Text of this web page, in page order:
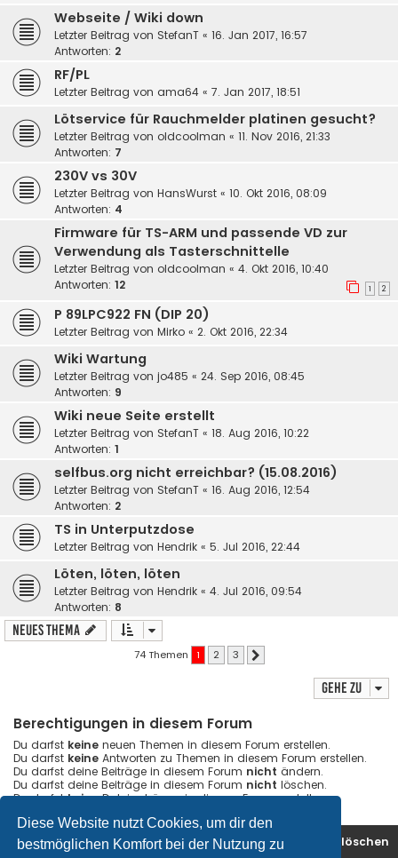
Diese Website nutzt Cookies, um dir den
bestmöglichen Komfort bei der Nutzung zu
Webseite / Wiki down
Letzter Beitrag von StefanT « 16. Jan 2017, 16:57
Antworten: 2
RF/PL
Letzter Beitrag von ama64 « 7. Jan 2017, 18:51
Lötservice für Rauchmelder platinen gesucht?
Letzter Beitrag von oldcoolman « 11. Nov 2016, 21:33
Antworten: 7
230V vs 30V
Letzter Beitrag von HansWurst « 10. Okt 2016, 08:09
Antworten: 4
Firmware für TS-ARM und passende VD zur
Verwendung als Tasterschnittelle
Letzter Beitrag von oldcoolman « 4. Okt 2016, 10:40
Antworten: 12 1 2
P 89LPC922 FN (DIP 20)
Letzter Beitrag von Mirko « 2. Okt 2016, 22:34
Wiki Wartung
Letzter Beitrag von jo485 « 24. Sep 2016, 08:45
Antworten: 9
Wiki neue Seite erstellt
Letzter Beitrag von StefanT « 18. Aug 2016, 10:22
Antworten: 1
selfbus.org nicht erreichbar? (15.08.2016)
Letzter Beitrag von StefanT « 16. Aug 2016, 12:54
Antworten: 2
TS in Unterputzdose
Letzter Beitrag von Hendrik « 5. Jul 2016, 22:44
Löten, löten, löten
Letzter Beitrag von Hendrik « 4. Jul 2016, 09:54
Antworten: 8
Neues Thema
74 Themen 1 2 3
Gehe zu
Berechtigungen in diesem Forum
Du darfst keine neuen Themen in diesem Forum erstellen.
Du darfst keine Antworten zu Themen in diesem Forum erstellen.
Du darfst deine Beiträge in diesem Forum nicht ändern.
Du darfst deine Beiträge in diesem Forum nicht löschen.
Du darfstkeineDateianhänge in diesem Forum erstellen.
Startseite Foren-Übersicht Alle Cookies löschen